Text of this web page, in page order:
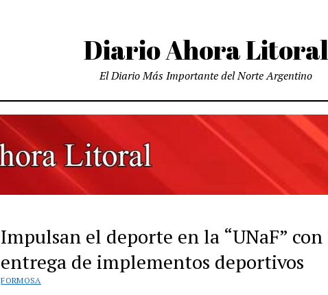
Diario Ahora Litoral
El Diario Más Importante del Norte Argentino
Impulsan el deporte en la “UNaF” con
entrega de implementos deportivos
FORMOSA